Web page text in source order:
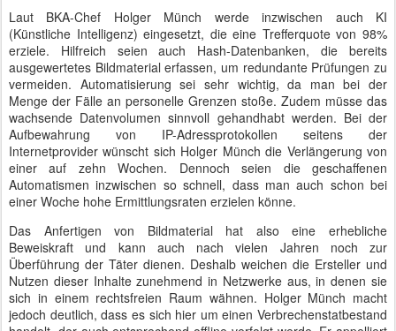
Laut BKA-Chef Holger Münch werde inzwischen auch KI
(Künstliche Intelligenz) eingesetzt, die eine Trefferquote von 98%
erziele. Hilfreich seien auch Hash-Datenbanken, die bereits
ausgewertetes Bildmaterial erfassen, um redundante Prüfungen zu
vermeiden. Automatisierung sei sehr wichtig, da man bei der
Menge der Fälle an personelle Grenzen stoße. Zudem müsse das
wachsende Datenvolumen sinnvoll gehandhabt werden. Bei der
Aufbewahrung von IP-Adressprotokollen seitens der
Internetprovider wünscht sich Holger Münch die Verlängerung von
einer auf zehn Wochen. Dennoch seien die geschaffenen
Automatismen inzwischen so schnell, dass man auch schon bei
einer Woche hohe Ermittlungsraten erzielen könne.
Das Anfertigen von Bildmaterial hat also eine erhebliche
Beweiskraft und kann auch nach vielen Jahren noch zur
Überführung der Täter dienen. Deshalb weichen die Ersteller und
Nutzen dieser Inhalte zunehmend in Netzwerke aus, in denen sie
sich in einem rechtsfreien Raum wähnen. Holger Münch macht
jedoch deutlich, dass es sich hier um einen Verbrechenstatbestand